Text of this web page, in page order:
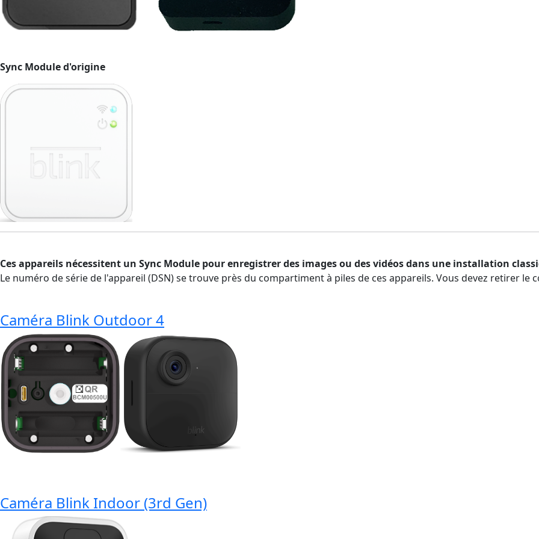
Sync Module d'origine
Ces appareils nécessitent un Sync Module pour enregistrer des images ou des vidéos dans une installation
Le numéro de série de l'appareil (DSN) se trouve près du compartiment à piles de ces appareils. Vous devez retirer
Caméra Blink Outdoor 4
Caméra Blink Indoor (3rd Gen)